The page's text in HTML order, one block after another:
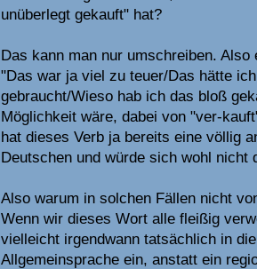
unüberlegt gekauft" hat?
Das kann man nur umschreiben. Also
"Das war ja viel zu teuer/Das hätte
gebraucht/Wieso hab ich das bloß
Möglichkeit wäre, dabei von "ver-
hat dieses Verb ja bereits eine völlig
Deutschen und würde sich wohl nicht
Also warum in solchen Fällen nicht
Wenn wir dieses Wort alle fleißig
vielleicht irgendwann tatsächlich in
Allgemeinsprache ein, anstatt ein